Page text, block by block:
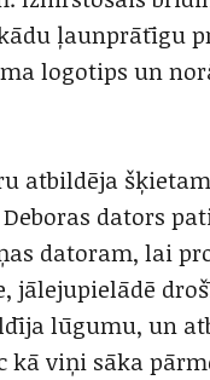
ļaunprātīgu
logotips un
atbildēja
dators
datoram, lai
jālejupielādē
lūgumu, un
kā viņi sāka